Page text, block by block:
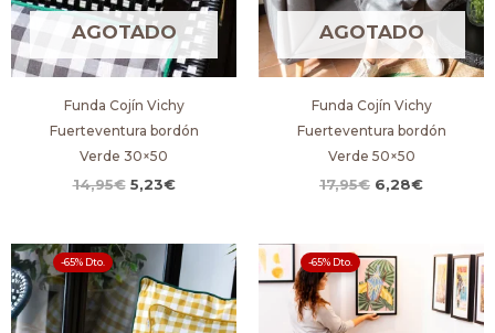
AGOTADO
Funda Cojín Vichy
Fuerteventura bordón
Verde 30×50
14,95€ 5,23€
AGOTADO
Funda Cojín Vichy
Fuerteventura bordón
Verde 50×50
17,95€ 6,28€
-65% Dto.
El
precio
original
era:
14,95€.
El
precio
actual
es:
5,23€.
-65% Dto.
El
precio
original
era:
17,95€.
El
precio
actual
es:
6,28€.